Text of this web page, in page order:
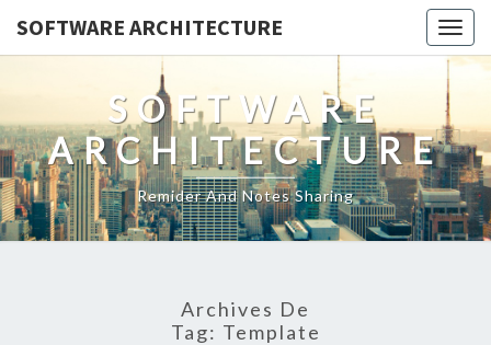
SOFTWARE ARCHITECTURE
SOFTWARE
ARCHITECTURE
Remider And Notes Sharing
Archives De
Tag: Template